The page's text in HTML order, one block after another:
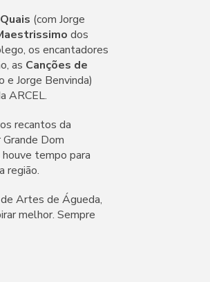
(com Jorge
dos
os encantadores
as Canções de
e Jorge Benvinda)
ARCEL.
recantos da
Dom
tempo para
região.
Artes de Águeda,
melhor. Sempre